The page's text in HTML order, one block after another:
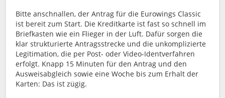
Bitte anschnallen, der Antrag für die Eurowings Classic
ist bereit zum Start. Die Kreditkarte ist fast so schnell im
Briefkasten wie ein Flieger in der Luft. Dafür sorgen die
klar strukturierte Antragsstrecke und die unkomplizierte
Legitimation, die per Post- oder Video-Identverfahren
erfolgt. Knapp 15 Minuten für den Antrag und den
Ausweisabgleich sowie eine Woche bis zum Erhalt der
Karten: Das ist zügig.